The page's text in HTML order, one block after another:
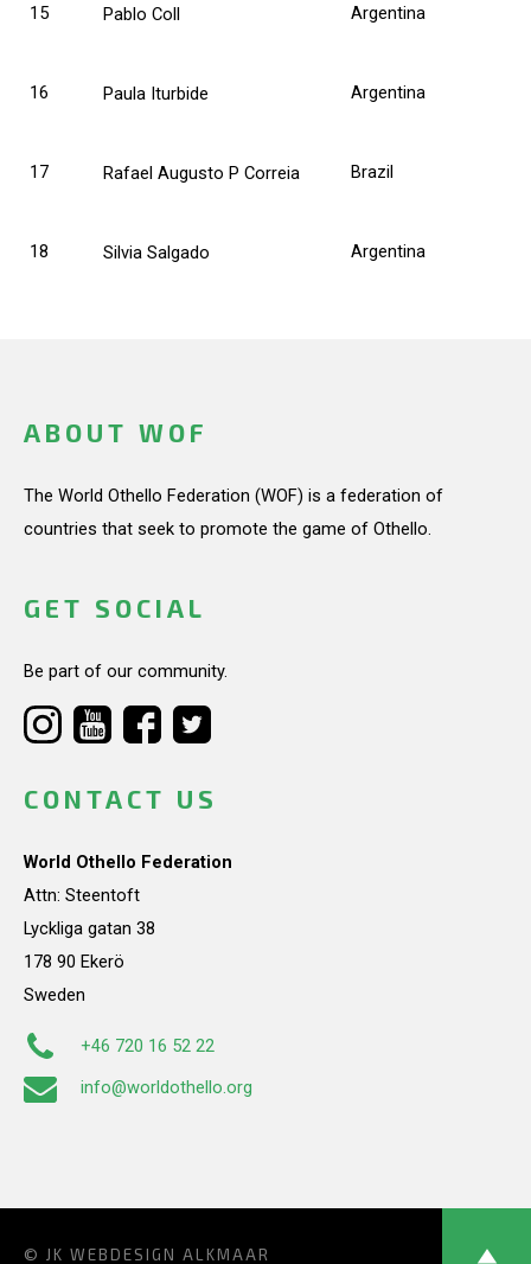
15 Pablo Coll Argentina
16 Paula Iturbide Argentina
17 Rafael Augusto P Correia Brazil
18 Silvia Salgado Argentina
ABOUT WOF
The World Othello Federation (WOF) is a federation of
countries that seek to promote the game of Othello.
GET SOCIAL
Be part of our community.
CONTACT US
World Othello Federation
Attn: Steentoft
Lyckliga gatan 38
178 90 Ekerö
Sweden
+46 720 16 52 22
info@worldothello.org
© JK WEBDESIGN ALKMAAR